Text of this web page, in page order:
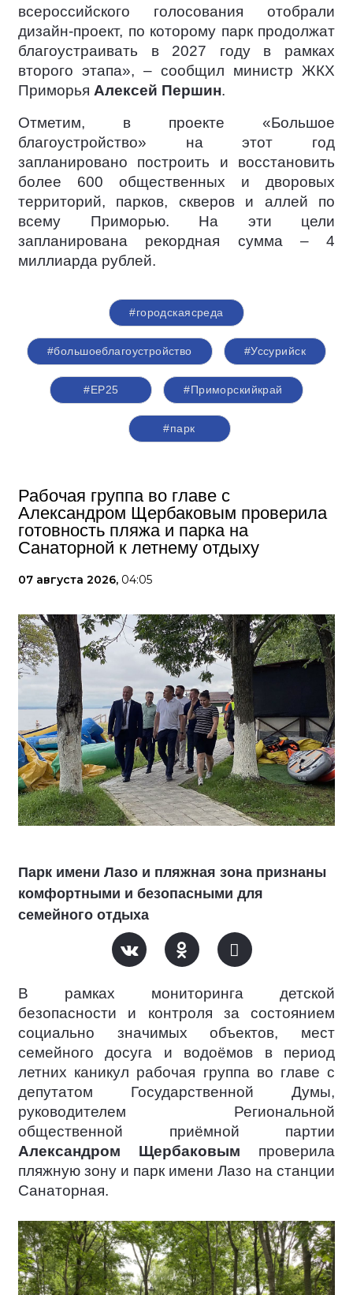
всероссийского голосования отобрали
дизайн-проект, по которому парк продолжат
благоустраивать в 2027 году в рамках
второго этапа», – сообщил министр ЖКХ
Приморья Алексей Першин.
Отметим, в проекте «Большое
благоустройство» на этот год
запланировано построить и восстановить
более 600 общественных и дворовых
территорий, парков, скверов и аллей по
всему Приморью. На эти цели
запланирована рекордная сумма – 4
миллиарда рублей.
#городскаясреда
#большоеблагоустройство #Уссурийск
#ЕР25 #Приморскийкрай
#парк
Рабочая группа во главе с
Александром Щербаковым проверила
готовность пляжа и парка на
Санаторной к летнему отдыху
07 августа 2026, 04:05
Парк имени Лазо и пляжная зона признаны
комфортными и безопасными для
семейного отдыха
В рамках мониторинга детской
безопасности и контроля за состоянием
социально значимых объектов, мест
семейного досуга и водоёмов в период
летних каникул рабочая группа во главе с
депутатом Государственной Думы,
руководителем Региональной
общественной приёмной партии
Александром Щербаковым проверила
пляжную зону и парк имени Лазо на станции
Санаторная.